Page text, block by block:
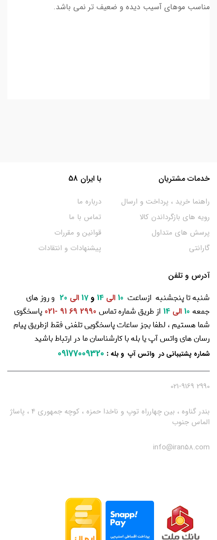
مناسب موهای آسیب دیده و ضعیف تر نمی باشد.
خدمات مشتریان
راهنما خرید ، پرداخت و ارسال
رویه های بازگرداندن کالا
پرسش های متداول
گارانتی
با ایران 58
درباره ما
تماس با ما
قوانین و مقررات
پیشنهادات و انتقادات
آدرس و تلفن
شنبه تا پنجشنبه ازساعت 10 الی و17 الی
و روز های
جمعه
الی از طریق شماره تماس 2990 69 91 -021
پاسخگوی
شما هستیم ، لطفا بجز ساعات پاسخگویی تلفنی فقط ازطریق پیام
رسان های واتس آپ یا بله با کارشناسان ما در ارتباط باشید
شماره پشتیبانی در واتس آپ و بله :
09177009320
2990 021-9169
بندر گناوه ، بین چهارراه توپ و ناخدا حمزه ، کوچه جمهوری 4 ، پاساژ
الماس جنوب
info@iran58.com